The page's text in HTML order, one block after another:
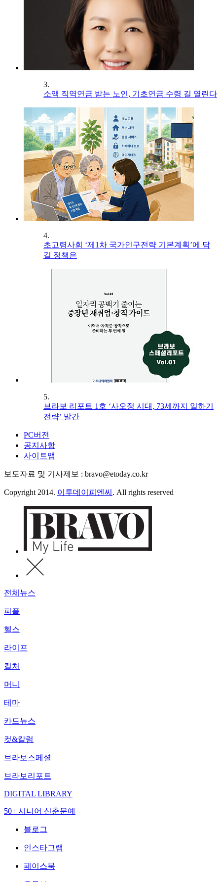
3.
소액 직역연금 받는 노인, 기초연금 수령 길 열린다
4.
초고령사회 ‘제1차 국가인구전략 기본계획’에 담
길 정책은
5.
브라보 리포트 1호 ‘사오정 시대, 73세까지 일하기
전략’ 발간
PC버전
공지사항
사이트맵
보도자료 및 기사제보 : bravo@etoday.co.kr
Copyright 2014. 이투데이피엔씨 . All rights reserved
전체뉴스
피플
헬스
라이프
컬처
머니
테마
카드뉴스
컷&칼럼
브라보스페셜
브라보리포트
DIGITAL LIBRARY
50+ 시니어 신춘문예
블로그
인스타그램
페이스북